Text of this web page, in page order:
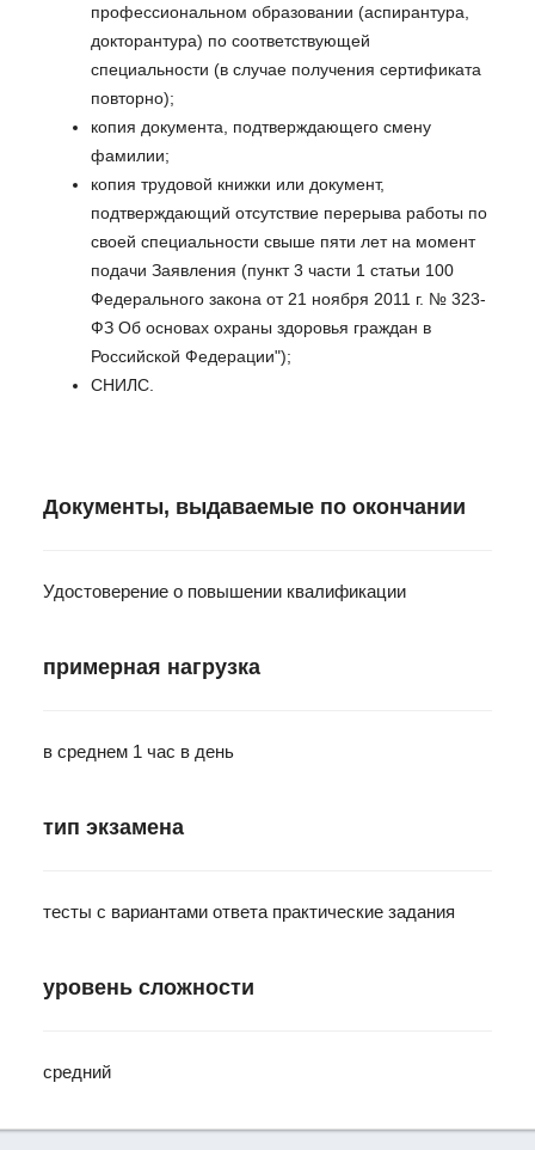
профессиональном образовании (аспирантура,
докторантура) по соответствующей
специальности (в случае получения сертификата
повторно);
копия документа, подтверждающего смену
фамилии;
копия трудовой книжки или документ,
подтверждающий отсутствие перерыва работы по
своей специальности свыше пяти лет на момент
подачи Заявления (пункт 3 части 1 статьи 100
Федерального закона от 21 ноября 2011 г. № 323-
ФЗ Об основах охраны здоровья граждан в
Российской Федерации");
СНИЛС.
Документы, выдаваемые по окончании
Удостоверение о повышении квалификации
примерная нагрузка
в среднем 1 час в день
тип экзамена
тесты с вариантами ответа практические задания
уровень сложности
средний